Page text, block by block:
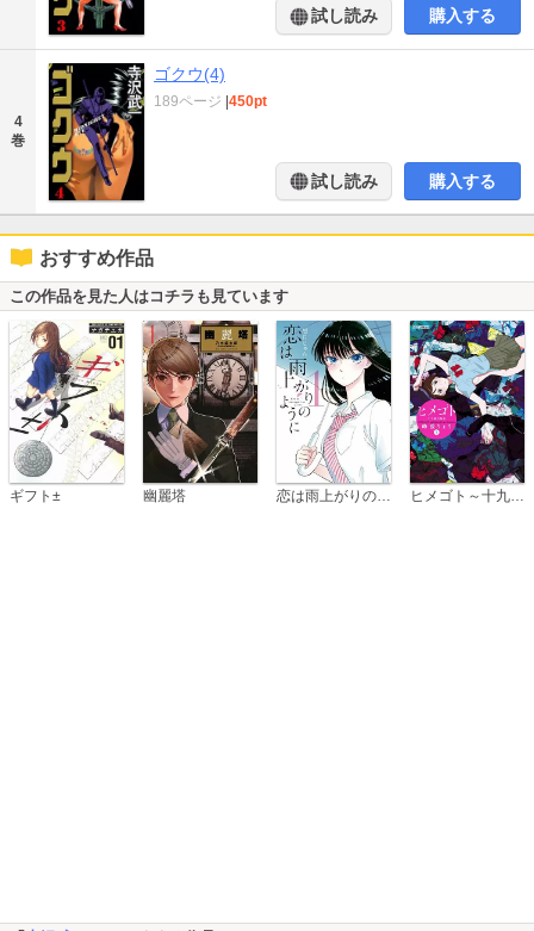
試し読み 購入する
4
巻
ゴクウ(4)
189ページ |450pt
試し読み 購入する
おすすめ作品
この作品を見た人はコチラも見ています
ギフト± 幽麗塔 ヒメゴト～十九歳の制服～